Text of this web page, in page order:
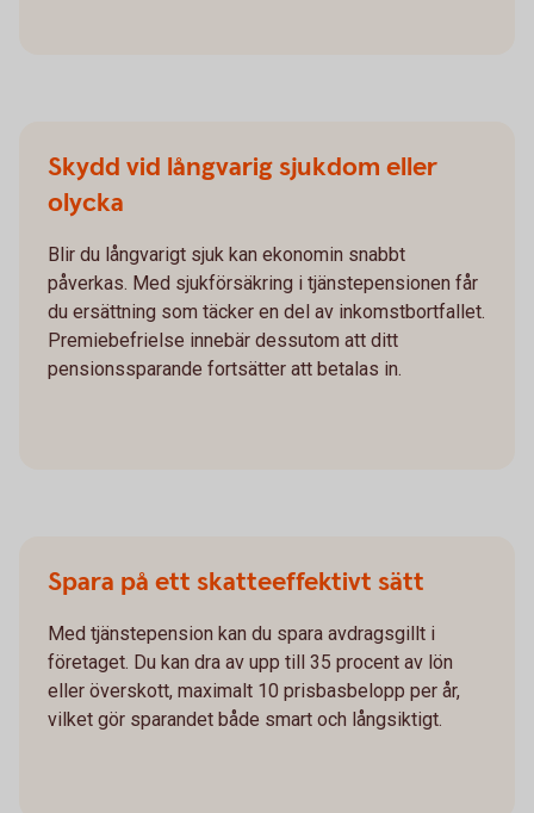
Skydd vid långvarig sjukdom eller
olycka
Blir du långvarigt sjuk kan ekonomin snabbt
påverkas. Med sjukförsäkring i tjänstepensionen får
du ersättning som täcker en del av inkomstbortfallet.
Premiebefrielse innebär dessutom att ditt
pensionssparande fortsätter att betalas in.
Spara på ett skatteeffektivt sätt
Med tjänstepension kan du spara avdragsgillt i
företaget. Du kan dra av upp till 35 procent av lön
eller överskott, maximalt 10 prisbasbelopp per år,
vilket gör sparandet både smart och långsiktigt.